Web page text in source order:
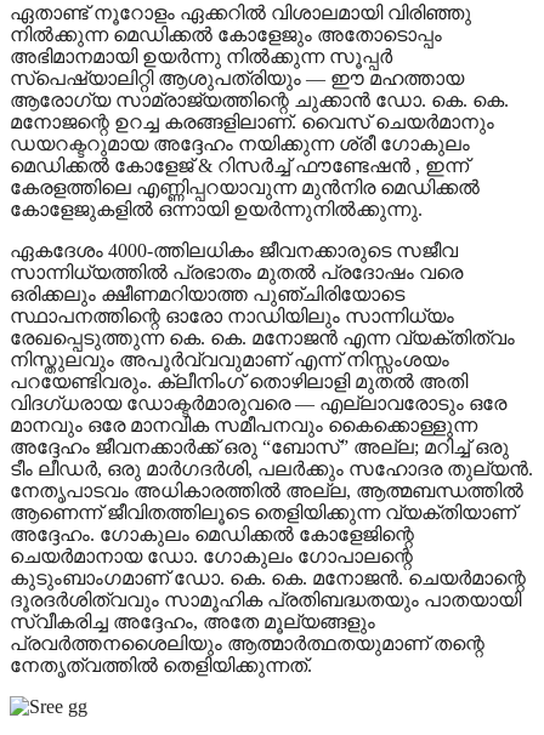
ഏതാണ്ട് നൂറോളം ഏക്കറിൽ വിശാലമായി വിരിഞ്ഞു
നിൽക്കുന്ന മെഡിക്കൽ കോളേജും അതോടൊപ്പം
അഭിമാനമായി ഉയർന്നു നിൽക്കുന്ന സൂപ്പർ
സ്പെഷ്യാലിറ്റി ആശുപത്രിയും — ഈ മഹത്തായ
ആരോഗ്യ സാമ്രാജ്യത്തിന്റെ ചുക്കാൻ ഡോ. കെ. കെ.
മനോജന്റെ ഉറച്ച കരങ്ങളിലാണ്. വൈസ് ചെയർമാനും
ഡയറക്ടറുമായ അദ്ദേഹം നയിക്കുന്ന ശ്രീ ഗോകുലം
മെഡിക്കൽ കോളേജ് & റിസർച്ച് ഫൗണ്ടേഷൻ , ഇന്ന്
കേരളത്തിലെ എണ്ണിപ്പറയാവുന്ന മുൻനിര മെഡിക്കൽ
കോളേജുകളിൽ ഒന്നായി ഉയർന്നുനിൽക്കുന്നു.
ഏകദേശം 4000-ത്തിലധികം ജീവനക്കാരുടെ സജീവ
സാന്നിധ്യത്തിൽ പ്രഭാതം മുതൽ പ്രദോഷം വരെ
ഒരിക്കലും ക്ഷീണമറിയാത്ത പുഞ്ചിരിയോടെ
സ്ഥാപനത്തിന്റെ ഓരോ നാഡിയിലും സാന്നിധ്യം
രേഖപ്പെടുത്തുന്ന കെ. കെ. മനോജൻ എന്ന വ്യക്തിത്വം
നിസ്തുലവും അപൂർവ്വവുമാണ് എന്ന് നിസ്സംശയം
പറയേണ്ടിവരും. ക്ലീനിംഗ് തൊഴിലാളി മുതൽ അതി
വിദഗ്ധരായ ഡോക്ടർമാരുവരെ — എല്ലാവരോടും ഒരേ
മാനവും ഒരേ മാനവിക സമീപനവും കൈക്കൊള്ളുന്ന
അദ്ദേഹം ജീവനക്കാർക്ക് ഒരു “ബോസ്” അല്ല; മറിച്ച് ഒരു
ടീം ലീഡർ, ഒരു മാർഗദർശി, പലർക്കും സഹോദര തുല്യൻ.
നേതൃപാടവം അധികാരത്തിൽ അല്ല, ആത്മബന്ധത്തിൽ
ആണെന്ന് ജീവിതത്തിലൂടെ തെളിയിക്കുന്ന വ്യക്തിയാണ്
അദ്ദേഹം. ഗോകുലം മെഡിക്കൽ കോളേജിന്റെ
ചെയർമാനായ ഡോ. ഗോകുലം ഗോപാലന്റെ
കുടുംബാംഗമാണ് ഡോ. കെ. കെ. മനോജൻ. ചെയർമാന്റെ
ദൂരദർശിത്വവും സാമൂഹിക പ്രതിബദ്ധതയും പാതയായി
സ്വീകരിച്ച അദ്ദേഹം, അതേ മൂല്യങ്ങളും
പ്രവർത്തനശൈലിയും ആത്മാർത്ഥതയുമാണ് തന്റെ
നേതൃത്വത്തിൽ തെളിയിക്കുന്നത്.